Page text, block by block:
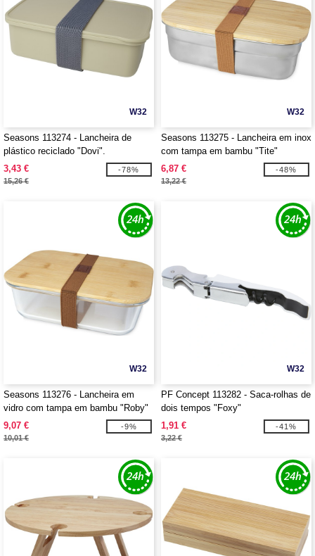
W32
Seasons 113274 - Lancheira de
plástico reciclado "Dovi".
3,43 €
15,26 €
-78%
W32
Seasons 113275 - Lancheira em inox
com tampa em bambu "Tite"
6,87 €
13,22 €
-48%
W32
Seasons 113276 - Lancheira em
vidro com tampa em bambu "Roby"
9,07 €
10,01 €
-9%
W32
PF Concept 113282 - Saca-rolhas de
dois tempos "Foxy"
1,91 €
3,22 €
-41%